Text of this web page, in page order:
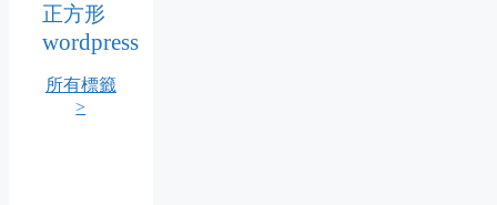
正方形
wordpress
所有標籤
>